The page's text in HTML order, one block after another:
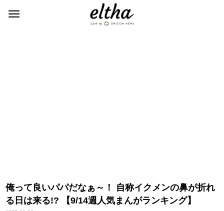
俺って良いパパだなぁ～！ 自称イクメンの鼻が折れ
る日は来る!? 【9/14週人気まんがランキング】